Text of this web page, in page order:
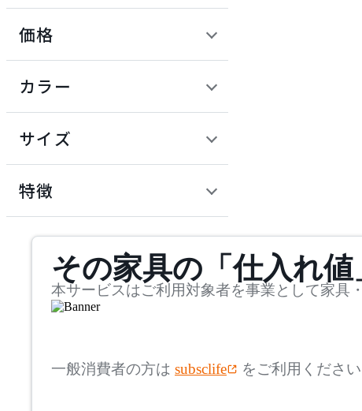
アルナイ
AZUMAYA
ベラコンテ
価格
カラー
サイズ
mm
検索
~
~
特徴
その家具の「仕入れ値
本サービスはご利用対象者を事業として家具
一般消費者の方は subsclife をご利用ください